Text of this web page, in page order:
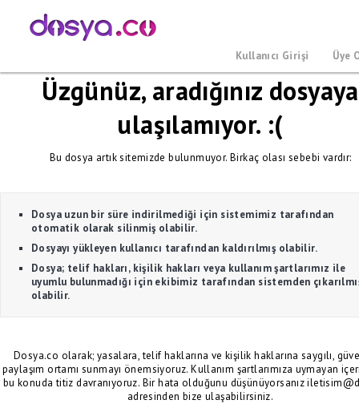
Kullanıcı Girişi Üye
Üzgünüz, aradığınız dosyaya
ulaşılamıyor. :(
Bu dosya artık sitemizde bulunmuyor. Birkaç olası sebebi vardır:
Dosya uzun bir süre indirilmediği için sistemimiz tarafından
otomatik olarak silinmiş olabilir.
Dosyayı yükleyen kullanıcı tarafından kaldırılmış olabilir.
Dosya; telif hakları, kişilik hakları veya kullanım şartlarımız ile
uyumlu bulunmadığı için ekibimiz tarafından sistemden
olabilir.
Dosya.co olarak; yasalara, telif haklarına ve kişilik haklarına saygılı,
paylaşım ortamı sunmayı önemsiyoruz. Kullanım şartlarımıza uymayan
bu konuda titiz davranıyoruz. Bir hata olduğunu düşünüyorsanız
adresinden bize ulaşabilirsiniz.